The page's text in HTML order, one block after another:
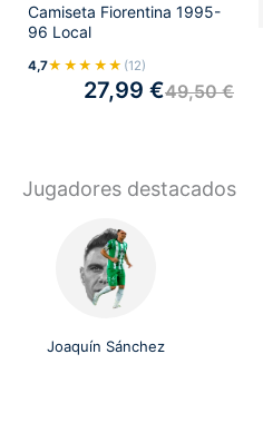
Camiseta Fiorentina 1995-
96 Local
4,7★★★★★ (12)
49,50€
27,99 €
Jugadores destacados
Joaquín Sánchez